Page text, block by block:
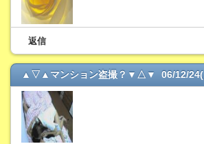
返信
▲▽▲マンション盗撮？▼△▼ 06/12/24(